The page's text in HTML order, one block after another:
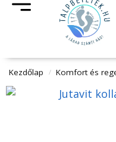
Kezdőlap / Komfort és